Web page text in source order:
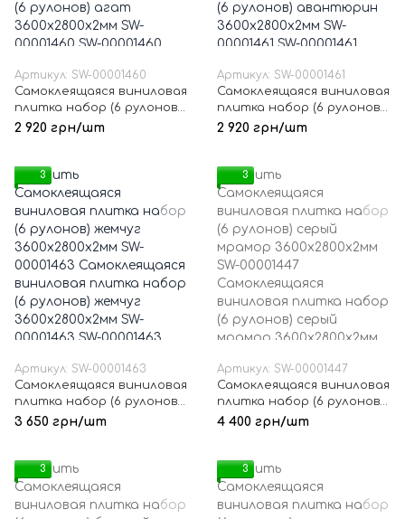
Артикул: SW-00001460
Самоклеящаяся виниловая
плитка набор (6 рулонов)
агат 3600х2800х2мм SW-
2 920 грн/шт
Артикул: SW-00001461
Самоклеящаяся виниловая
плитка набор (6 рулонов)
авантюрин
2 920 грн/шт
3
Артикул: SW-00001463
Самоклеящаяся виниловая
плитка набор (6 рулонов)
жемчуг 3600х2800х2мм SW-
3 650 грн/шт
3
Артикул: SW-00001447
Самоклеящаяся виниловая
плитка набор (6 рулонов)
серый мрамор
4 400 грн/шт
3 3